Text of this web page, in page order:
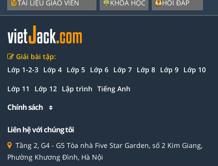
TÀI LIỆU GIÁO VIÊN
KHÓA HỌC
HỎI ĐÁP
Giải bài tập:
Lớp 1-2-3 Lớp 4 Lớp 5 Lớp 6 Lớp 7 Lớp 8 Lớp 9 Lớp 10
Lớp 11 Lớp 12 Lập trình Tiếng Anh
Chính sách
Liên hệ với chúng tôi
Tầng 2, G4 - G5 Tòa nhà Five Star Garden, số 2 Kim Giang,
Phường Khương Đình, Hà Nội